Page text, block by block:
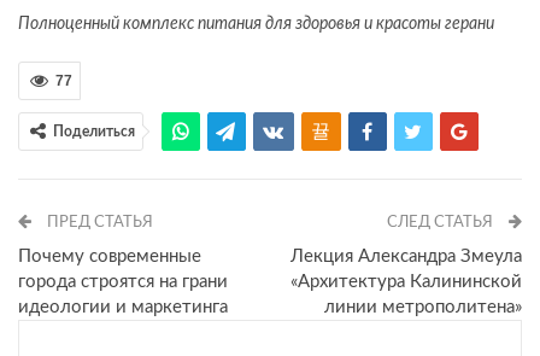
Полноценный комплекс питания для здоровья и красоты герани
77
Поделиться
ПРЕД СТАТЬЯ
Почему современные
города строятся на грани
идеологии и маркетинга
СЛЕД СТАТЬЯ
Лекция Александра Змеула
«Архитектура Калининской
линии метрополитена»